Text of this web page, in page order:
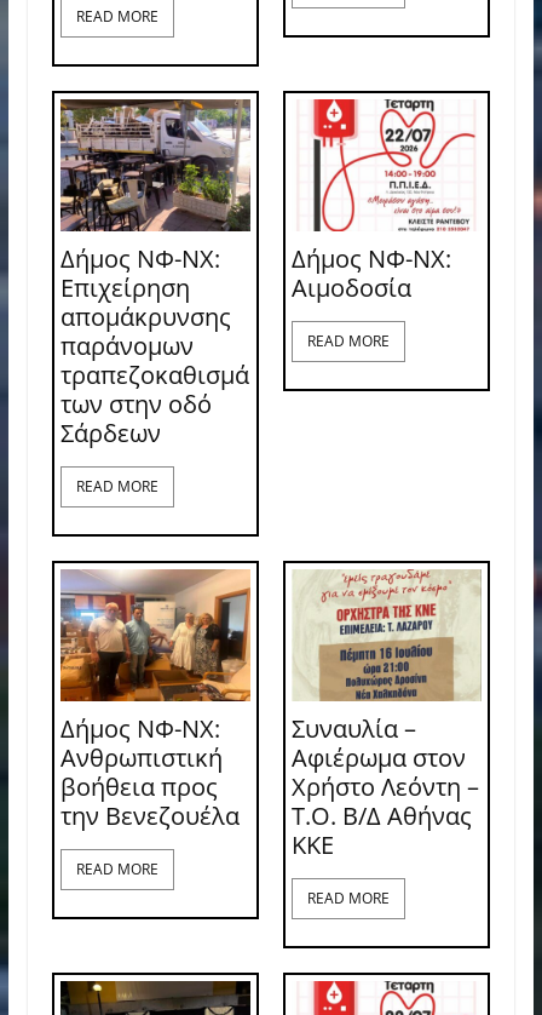
READ MORE
Δήμος ΝΦ-ΝΧ:
Επιχείρηση
απομάκρυνσης
παράνομων
τραπεζοκαθισμά
των στην οδό
Σάρδεων
READ MORE
Δήμος ΝΦ-ΝΧ:
Aιμοδοσία
READ MORE
Δήμος ΝΦ-ΝΧ:
Ανθρωπιστική
βοήθεια προς
την Βενεζουέλα
READ MORE
Συναυλία –
Αφιέρωμα στον
Χρήστο Λεόντη –
Τ.Ο. Β/Δ Αθήνας
ΚΚΕ
READ MORE